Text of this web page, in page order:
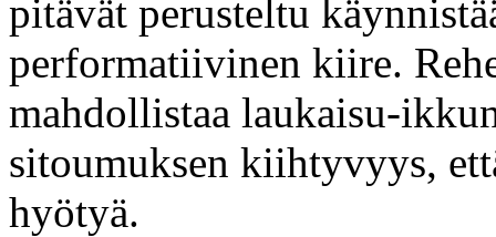
pitävät perusteltu
performatiivinen kiire.
mahdollistaa laukaisu-
sitoumuksen kiihtyvyys,
hyötyä.